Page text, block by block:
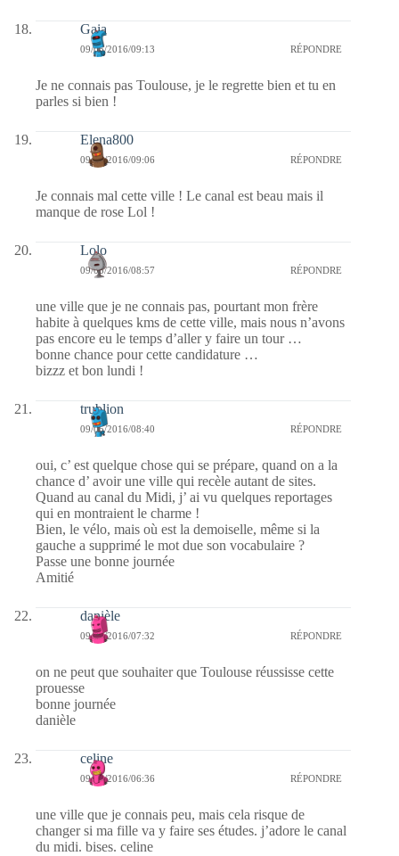
Gaia
09/05/2016/09:13 RÉPONDRE
Je ne connais pas Toulouse, je le regrette bien et tu en
parles si bien !
Elena800
09/05/2016/09:06 RÉPONDRE
Je connais mal cette ville ! Le canal est beau mais il
manque de rose Lol !
Lolo
09/05/2016/08:57 RÉPONDRE
une ville que je ne connais pas, pourtant mon frère
habite à quelques kms de cette ville, mais nous n’avons
pas encore eu le temps d’aller y faire un tour …
bonne chance pour cette candidature …
bizzz et bon lundi !
trublion
09/05/2016/08:40 RÉPONDRE
oui, c’ est quelque chose qui se prépare, quand on a la
chance d’ avoir une ville qui recèle autant de sites.
Quand au canal du Midi, j’ ai vu quelques reportages
qui en montraient le charme !
Bien, le vélo, mais où est la demoiselle, même si la
gauche a supprimé le mot due son vocabulaire ?
Passe une bonne journée
Amitié
danièle
09/05/2016/07:32 RÉPONDRE
on ne peut que souhaiter que Toulouse réussisse cette
prouesse
bonne journée
danièle
celine
09/05/2016/06:36 RÉPONDRE
une ville que je connais peu, mais cela risque de
changer si ma fille va y faire ses études. j’adore le canal
du midi. bises. celine